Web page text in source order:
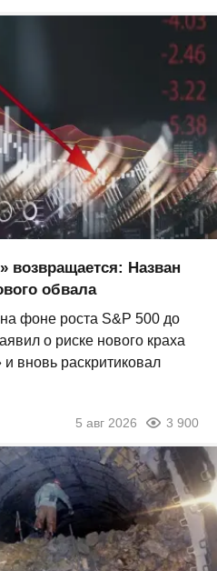
возвращается: Назван
обвала
фоне роста S&P 500 до
о риске нового краха
вновь раскритиковал
5 авг 2026 3 900